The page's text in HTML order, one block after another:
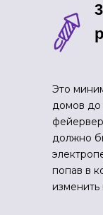
Это
домов до
должно
попав в